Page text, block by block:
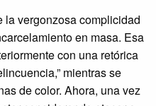
la vergonzosa complicidad
en masa. Esa
con una retórica
mientras se
de color. Ahora, una vez